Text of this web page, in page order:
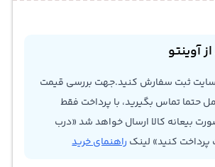
آوینتو
سایت ثبت سفارش کنید.جهت بررسی قیمت
حتما تماس بگیرید، با پرداخت فقط
بیعانه کالا ارسال خواهد شد «درب
پرداخت کنید» لینک راهنمای خرید